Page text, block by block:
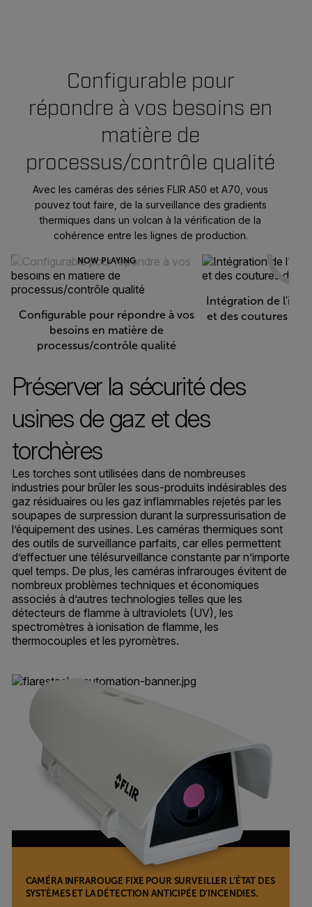
Configurable pour
répondre à vos besoins en
matière de
processus/contrôle qualité
Avec les caméras des séries FLIR A50 et A70, vous
pouvez tout faire, de la surveillance des gradients
thermiques dans un volcan à la vérification de la
cohérence entre les lignes de production.
NOW PLAYING
Configurable pour répondre à vos
besoins en matière de
processus/contrôle qualité
Intégration de
et des coutures de
Préserver la sécurité des
usines de gaz et des
torchères
Les torches sont utilisées dans de nombreuses
industries pour brûler les sous-produits indésirables des
gaz résiduaires ou les gaz inflammables rejetés par les
soupapes de surpression durant la surpressurisation de
l’équipement des usines. Les caméras thermiques sont
des outils de surveillance parfaits, car elles permettent
d’effectuer une télésurveillance constante par n’importe
quel temps. De plus, les caméras infrarouges évitent de
nombreux problèmes techniques et économiques
associés à d’autres technologies telles que les
détecteurs de flamme à ultraviolets (UV), les
spectromètres à ionisation de flamme, les
thermocouples et les pyromètres.
CAMÉRA INFRAROUGE FIXE POUR SURVEILLER L’ÉTAT DES
SYSTÈMES ET LA DÉTECTION ANTICIPÉE D’INCENDIES.